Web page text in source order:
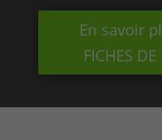
En savoir
FICHES